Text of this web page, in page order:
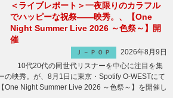
＜ライブレポート＞一夜限りのカラフル
でハッピーな祝祭――映秀。、【One
Night Summer Live 2026 ～色祭～】開
催
Ｊ－ＰＯＰ
2026年8月9日
10代20代の同世代リスナーを中心に注目を集
の映秀。が、8月1日に東京・Spotify O-WESTにて
One Night Summer Live 2026 ～色祭～】を開催し